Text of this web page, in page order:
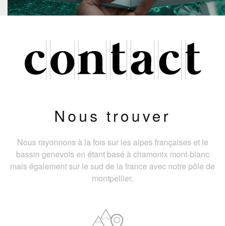
Nous trouver
Nous rayonnons à la fois sur les alpes françaises et le
bassin genevois en étant basé à chamonix mont-blanc
mais également sur le sud de la france avec notre pôle de
montpellier.